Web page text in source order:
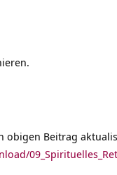
obigen Beitrag